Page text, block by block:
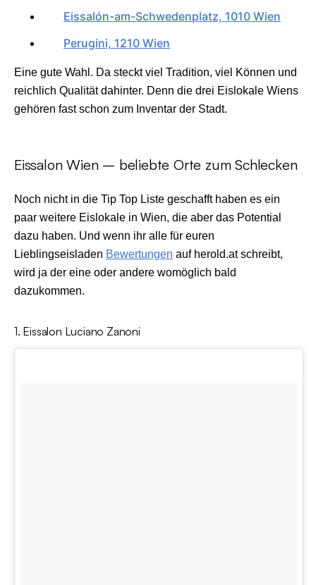
Eissalón-am-Schwedenplatz, 1010 Wien
Perugini, 1210 Wien
Eine gute Wahl. Da steckt viel Tradition, viel Können und
reichlich Qualität dahinter. Denn die drei Eislokale Wiens
gehören fast schon zum Inventar der Stadt.
Eissalon Wien – beliebte Orte zum Schlecken
Noch nicht in die Tip Top Liste geschafft haben es ein
paar weitere Eislokale in Wien, die aber das Potential
dazu haben. Und wenn ihr alle für euren
Lieblingseisladen Bewertungen auf herold.at schreibt,
wird ja der eine oder andere womöglich bald
dazukommen.
1. Eissalon Luciano Zanoni